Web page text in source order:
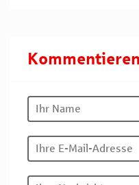
Kommentieren